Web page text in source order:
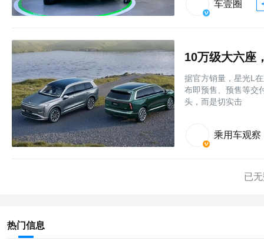
车壹圈
10万级大六座
据官方销量，星光L
布即预售、预售等交
头，而是切实击
乘用车观察
已
热门信息